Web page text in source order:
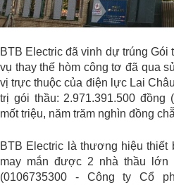
BTB Electric đã vinh dự trúng Gói
vụ thay thế hòm công tơ đã qua
vị trực thuộc của điện lực Lai
trị gói thầu: 2.971.391.500
mốt triệu, năm trăm nghìn đồng
BTB Electric là thương hiệu thiết
may mắn được 2 nhà thầu
(0106735300 - Công ty Cổ